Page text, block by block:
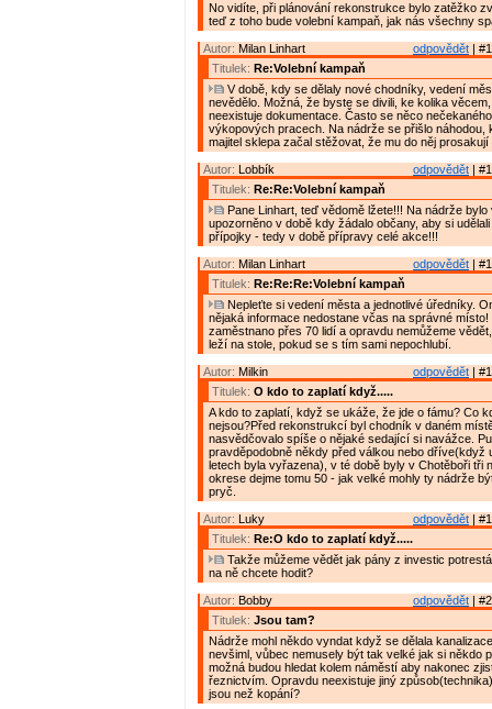
No vidíte, při plánování rekonstrukce bylo zatěžko
teď z toho bude volební kampaň, jak nás všechny
odpovědět |
Autor: Milan Linhart
Titulek: Re:Volební kampaň
V době, kdy se dělaly nové chodníky, vedení
nevědělo. Možná, že byste se divili, ke kolika
neexistuje dokumentace. Často se něco
výkopových pracech. Na nádrže se přišlo náhodou,
majitel sklepa začal stěžovat, že mu do něj prosakují
odpovědět |
Autor: Lobbík
Titulek: Re:Re:Volební kampaň
Pane Linhart, teď vědomě lžete!!! Na nádrže bylo
upozorněno v době kdy žádalo občany, aby si
přípojky - tedy v době přípravy celé akce!!!
odpovědět |
Autor: Milan Linhart
Titulek: Re:Re:Re:Volební kampaň
Nepleťte si vedení města a jednotlivé úředníky.
nějaká informace nedostane včas na správné místo!
zaměstnano přes 70 lidí a opravdu nemůžeme
leží na stole, pokud se s tím sami nepochlubí.
odpovědět |
Autor: Milkin
Titulek: O kdo to zaplatí když.....
A kdo to zaplatí, když se ukáže, že jde o fámu? Co
nejsou?Před rekonstrukcí byl chodník v daném
nasvědčovalo spíše o nějaké sedající si navážce.
pravděpodobně někdy před válkou nebo dříve(když
letech byla vyřazena), v té době byly v Chotěboři tři
okrese dejme tomu 50 - jak velké mohly ty nádrže
pryč.
odpovědět |
Autor: Luky
Titulek: Re:O kdo to zaplatí když.....
Takže můžeme vědět jak pány z investic
na ně chcete hodit?
odpovědět |
Autor: Bobby
Titulek: Jsou tam?
Nádrže mohl někdo vyndat když se dělala
nevšiml, vůbec nemusely být tak velké jak si někdo
možná budou hledat kolem náměstí aby nakonec
řeznictvím. Opravdu neexistuje jiný
jsou než kopání?